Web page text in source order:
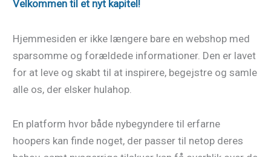
Velkommen til et nyt kapitel!
Hjemmesiden er ikke længere bare en webshop med
sparsomme og forældede informationer. Den er lavet
for at leve og skabt til at inspirere, begejstre og samle
alle os, der elsker hulahop.
En platform hvor både nybegyndere til erfarne
hoopers kan finde noget, der passer til netop deres